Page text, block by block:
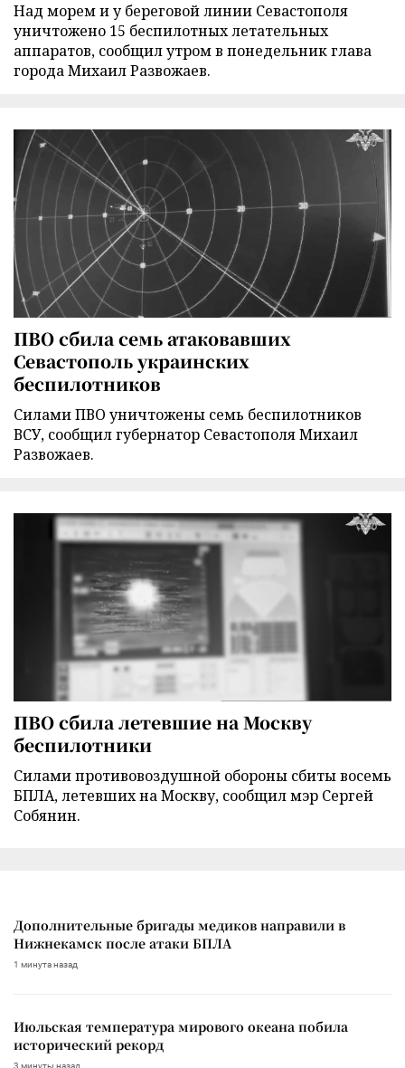
Над морем и у береговой линии Севастополя
уничтожено 15 беспилотных летательных
аппаратов, сообщил утром в понедельник глава
города Михаил Развожаев.
ПВО сбила семь атаковавших
Севастополь украинских
беспилотников
Силами ПВО уничтожены семь беспилотников
ВСУ, сообщил губернатор Севастополя Михаил
Развожаев.
ПВО сбила летевшие на Москву
беспилотники
Силами противовоздушной обороны сбиты восемь
БПЛА, летевших на Москву, сообщил мэр Сергей
Собянин.
Дополнительные бригады медиков направили в
Нижнекамск после атаки БПЛА
1 минута назад
Июльская температура мирового океана побила
исторический рекорд
3 минуты назад